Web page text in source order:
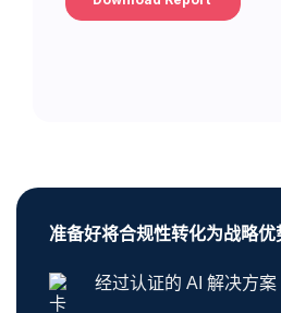
准备好将合规性转化为战略优
经过认证的 AI 解决方案